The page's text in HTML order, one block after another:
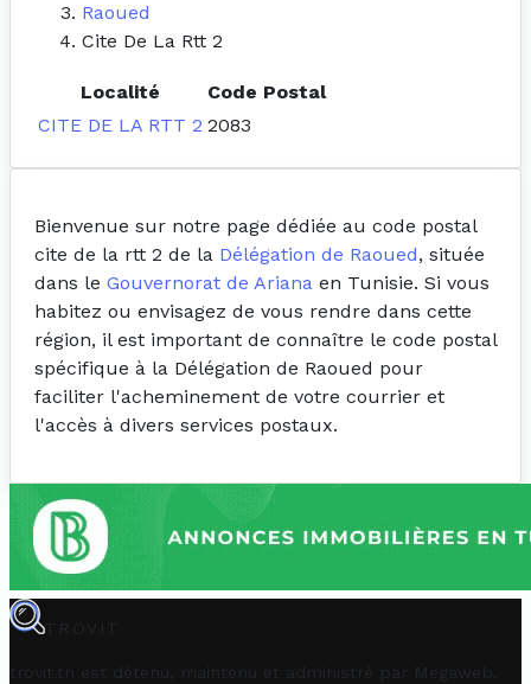
Raoued
Cite De La Rtt 2
Localité
Code Postal
CITE DE LA RTT 2 2083
Bienvenue sur notre page dédiée au code postal
cite de la rtt 2 de la Délégation de Raoued, située
dans le Gouvernorat de Ariana en Tunisie. Si vous
habitez ou envisagez de vous rendre dans cette
région, il est important de connaître le code postal
spécifique à la Délégation de Raoued pour
faciliter l'acheminement de votre courrier et
l'accès à divers services postaux.
TROVIT
trovit.tn est détenu, maintenu et administré par Megaweb